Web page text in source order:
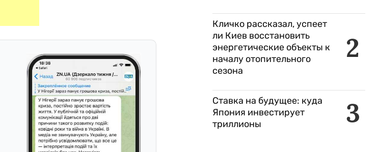
2
Кличко рассказал, успеет
ли Киев восстановить
энергетические объекты к
началу отопительного
сезона
3
Ставка на будущее: куда
Япония инвестирует
триллионы